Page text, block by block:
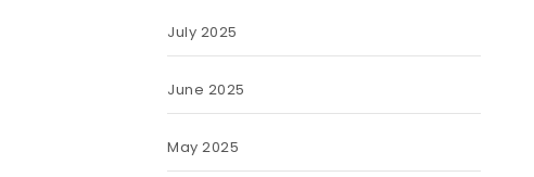
July 2025
June 2025
May 2025